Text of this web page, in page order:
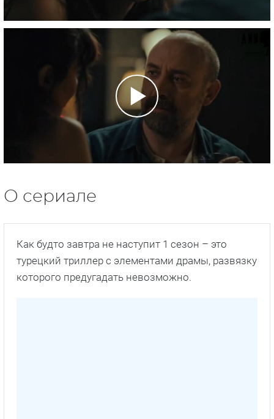
О сериале
Как будто завтра не наступит 1 сезон – это
турецкий триллер с элементами драмы, развязку
которого предугадать невозможно.